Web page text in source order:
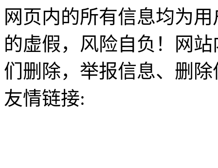
网页内的所有信息均为
的虚假，风险自负！网
们删除，举报信息、删
友情链接: